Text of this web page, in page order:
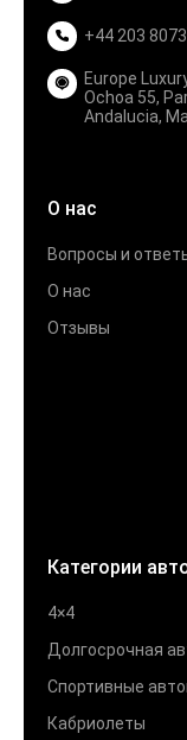
+44 203
Europe
Ochoa 55,
Andalucia,
О нас
Вопросы и
О нас
Отзывы
Категории
4×4
Долгосрочная
Спортивные
Кабриолеты